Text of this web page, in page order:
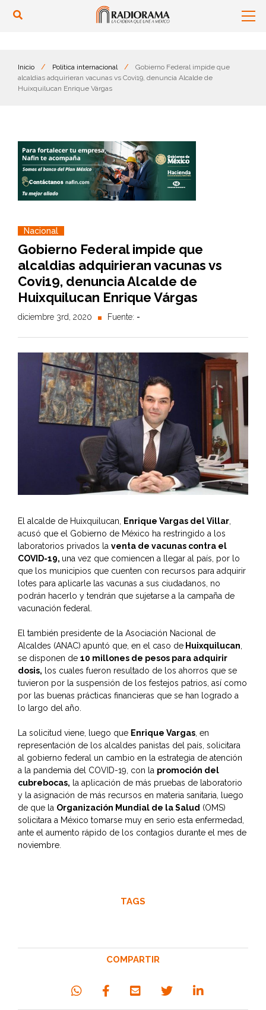
Inicio / Política internacional /
Gobierno Federal impide que
alcaldias adquirieran vacunas vs Covi19, denuncia Alcalde de
Huixquilucan Enrique Várgas
Nacional
Gobierno Federal impide que
alcaldias adquirieran vacunas vs
Covi19, denuncia Alcalde de
Huixquilucan Enrique Várgas
diciembre 3rd, 2020 Fuente: -
El alcalde de Huixquilucan, Enrique Vargas del Villar
acusó que el Gobierno de México ha restringido a los
laboratorios privados la venta de vacunas contra el
COVID-19, una vez que comiencen a llegar al país, por lo
que los municipios que cuenten con recursos para adquirir
lotes para aplicarle las vacunas a sus ciudadanos, no
podrán hacerlo y tendrán que sujetarse a la campaña de
vacunación federal.
El también presidente de la Asociación Nacional de
Alcaldes (ANAC) apuntó que, en el caso de Huixquilucan
se disponen de 10 millones de pesos para adquirir
dosis, los cuales fueron resultado de los ahorros que se
tuvieron por la suspensión de los festejos patrios, así como
por las buenas prácticas financieras que se han logrado a
lo largo del año.
La solicitud viene, luego que Enrique Vargas , en
representación de los alcaldes panistas del país, solicitara
al gobierno federal un cambio en la estrategia de atención
a la pandemia del COVID-19, con la promoción del
cubrebocas, la aplicación de más pruebas de laboratorio
y la asignación de más recursos en materia sanitaria, luego
de que la Organización Mundial de la Salud (OMS)
solicitara a México tomarse muy en serio esta enfermedad,
ante el aumento rápido de los contagios durante el mes de
noviembre.
TAGS
COMPARTIR